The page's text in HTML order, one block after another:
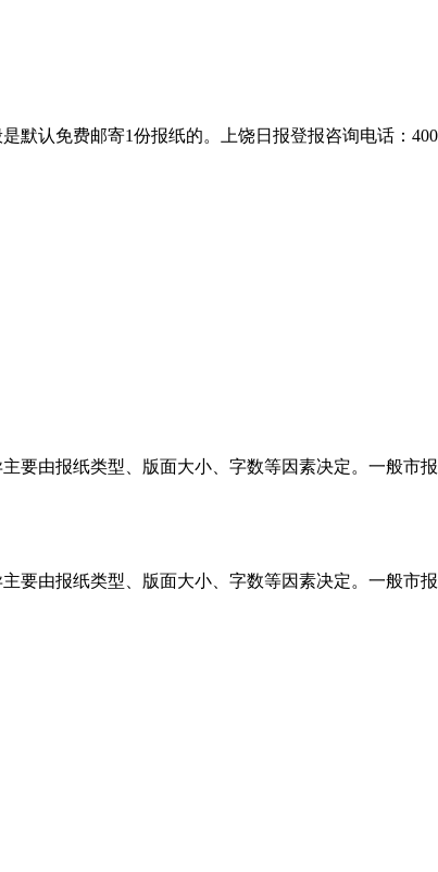
默认免费邮寄1份报纸的。上饶日报登报咨询电话：
要由报纸类型、版面大小、字数等因素决定。一般市
要由报纸类型、版面大小、字数等因素决定。一般市